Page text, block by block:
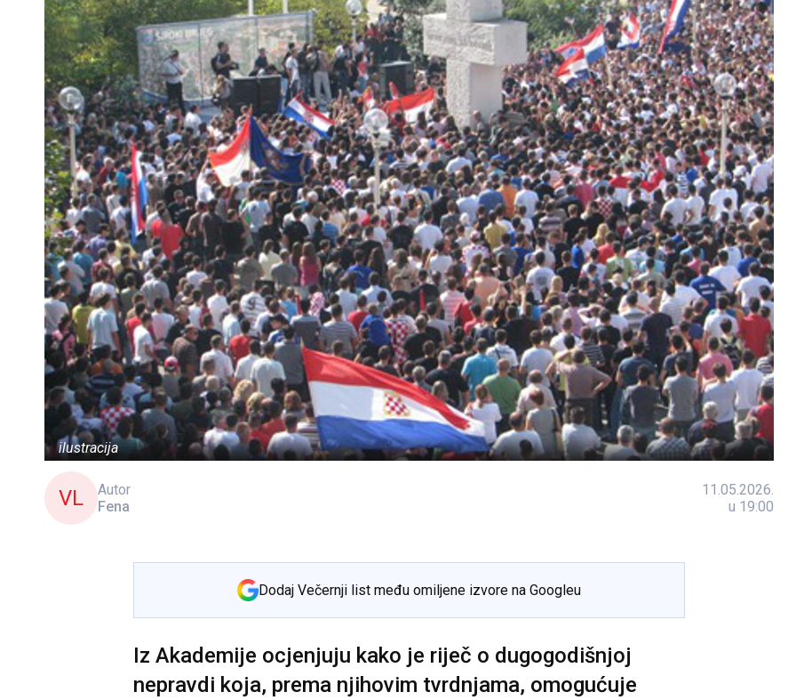
ilustracija
VL
Autor
Fena
11.05.2026.
u 19:00
Dodaj Večernji list među omiljene izvore na Googleu
Iz Akademije ocjenjuju kako je riječ o dugogodišnjoj
nepravdi koja, prema njihovim tvrdnjama, omogućuje